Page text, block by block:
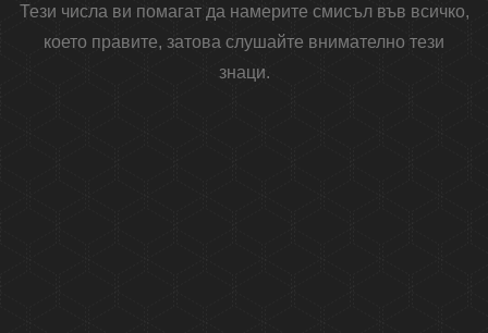
Тези числа ви помагат да намерите смисъл във всичко,
което правите, затова слушайте внимателно тези
знаци.